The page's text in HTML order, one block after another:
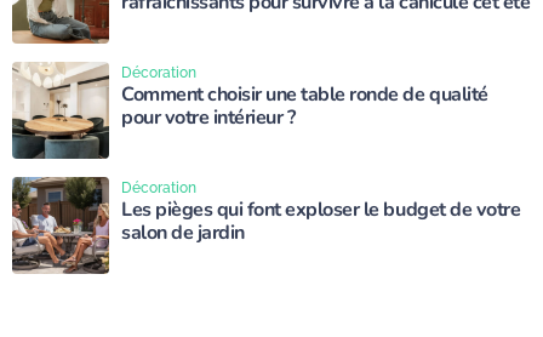
Comment choisir une table ronde de qualité
pour votre intérieur ?
Décoration
Les pièges qui font exploser le budget de votre
salon de jardin
Décoration